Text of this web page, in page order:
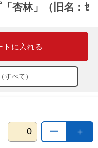
杏林」（旧名：ｾ
トに入れる
すべて）
＋
ー